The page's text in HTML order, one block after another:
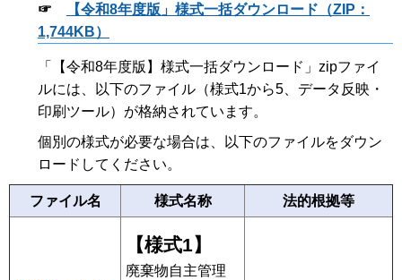
☞
【令和8年度版」様式一括ダウンロード（ZIP：
1,744KB）
「【令和8年度版】様式一括ダウンロード」zipファイ
ルには、以下のファイル（様式1から5、データ反映・
印刷ツール）が格納されています。
個別の様式が必要な場合は、以下のファイルをダウン
ロードしてください。
ファイル名 様式名称 法的根拠等
【様式1】
廃棄物自主管理